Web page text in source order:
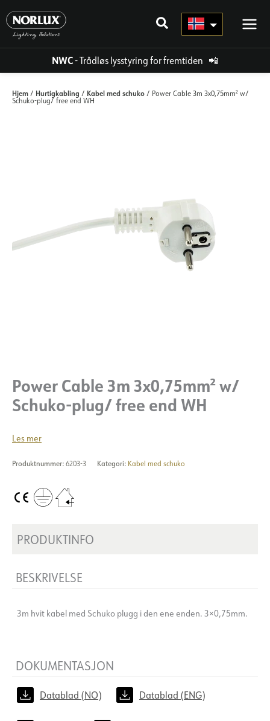
rett
innholdet
NWC- Trådløs lysstyring for fremtiden 📲
Hjem / Hurtigkabling / Kabel med schuko / Power Cable 3m 3x0,75mm² w/
Schuko-plug/ free end WH
Power Cable 3m 3x0,75mm² w/
Schuko-plug/ free end WH
Les mer
Produktnummer: 6203-3 Kategori: Kabel med schuko
PRODUKTINFO
BESKRIVELSE
3m hvit kabel med Schuko plugg i den ene enden. 3×0,75mm.
DOKUMENTASJON
Datablad (NO) Datablad (ENG)